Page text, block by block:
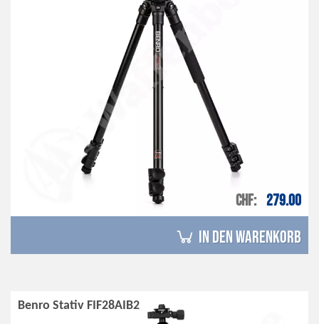
CHF 279.00
in den Warenkorb
Benro Stativ FIF28AIB2